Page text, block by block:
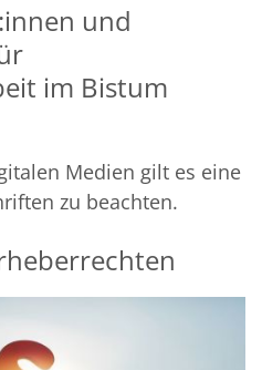
und
im Bistum
Medien gilt es eine
zu beachten.